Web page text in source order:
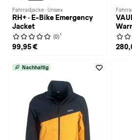
Fahrradjacke · Unisex
RH+ · E-Bike Emergency
Jacket
(0) 1
99,95 €
Nachhaltig